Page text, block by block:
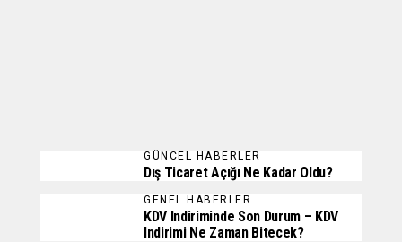
GÜNCEL HABERLER
Dış Ticaret Açığı Ne Kadar Oldu?
GENEL HABERLER
KDV Indiriminde Son Durum – KDV
Indirimi Ne Zaman Bitecek?